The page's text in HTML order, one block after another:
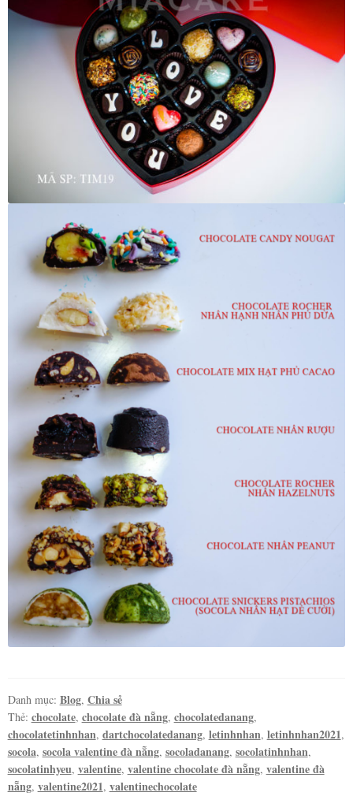
Danh mục: Blog, Chia sẻ
Thẻ: chocolate, chocolate đà nẵng, chocolatedanang,
chocolatetinhnhan, dartchocolatedanang, letinhnhan, letinhnhan2021,
socola, socola valentine đà nẵng, socoladanang, socolatinhnhan,
socolatinhyeu, valentine, valentine chocolate đà nẵng, valentine đà
nẵng, valentine2021, valentinechocolate